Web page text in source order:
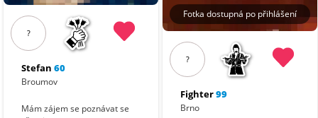
?
Stefan 60
Broumov
Mám zájem se poznávat se
Fotka dostupná po přihlášení
?
Fighter99
Brno